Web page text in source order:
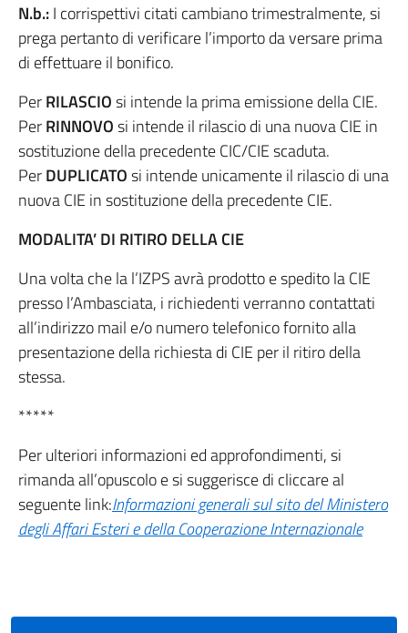
N.b.:I corrispettivi citati cambiano trimestralmente, si
prega pertanto di verificare l’importo da versare prima
di effettuare il bonifico.
PerRILASCIOsi intende la prima emissione della CIE.
PerRINNOVOsi intende il rilascio di una nuova CIE in
sostituzione della precedente CIC/CIE scaduta.
PerDUPLICATOsi intende unicamente il rilascio di una
nuova CIE in sostituzione della precedente CIE.
MODALITA’ DI RITIRO DELLA CIE
Una volta che la l’IZPS avrà prodotto e spedito la CIE
presso l’Ambasciata, i richiedenti verranno contattati
all’indirizzo mail e/o numero telefonico fornito alla
presentazione della richiesta di CIE per il ritiro della
stessa.
*****
Per ulteriori informazioni ed approfondimenti, si
rimanda all’opuscolo e si suggerisce di cliccare al
seguente link:Informazioni generali sul sito del Ministero
degli Affari Esteri e della Cooperazione Internazionale